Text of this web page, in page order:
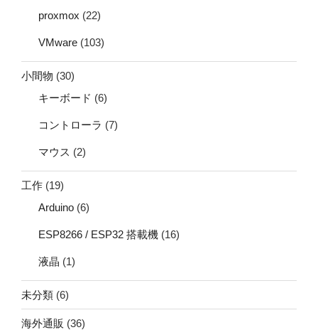
proxmox (22)
VMware (103)
小間物 (30)
キーボード (6)
コントローラ (7)
マウス (2)
工作 (19)
Arduino (6)
ESP8266 / ESP32 搭載機 (16)
液晶 (1)
未分類 (6)
海外通販 (36)